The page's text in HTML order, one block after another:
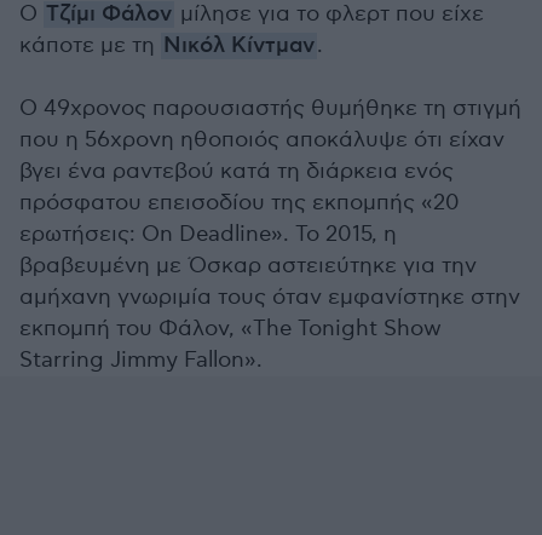
Ο Τζίμι Φάλον μίλησε για το φλερτ που είχε
κάποτε με τη Νικόλ Κίντμαν.
Ο 49χρονος παρουσιαστής θυμήθηκε τη στιγμή
που η 56χρονη ηθοποιός αποκάλυψε ότι είχαν
βγει ένα ραντεβού κατά τη διάρκεια ενός
πρόσφατου επεισοδίου της εκπομπής «20
ερωτήσεις: On Deadline». Το 2015, η
βραβευμένη με Όσκαρ αστειεύτηκε για την
αμήχανη γνωριμία τους όταν εμφανίστηκε στην
εκπομπή του Φάλον, «The Tonight Show
Starring Jimmy Fallon».